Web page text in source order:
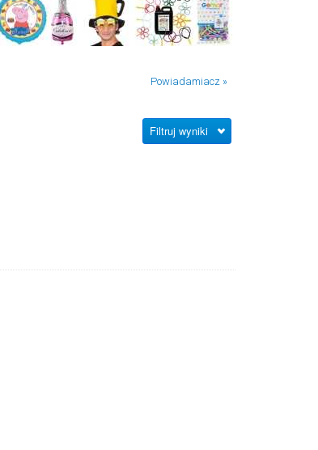
Powiadamiacz »
Filtruj wyniki